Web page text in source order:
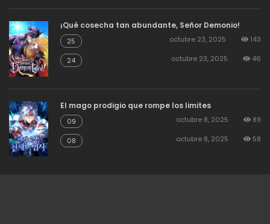
173 agosto 19, 2025 51
173 agosto 19, 2025
172 agosto 19, 2025
172 agosto 19, 2025
¡Qué cosecha tan abundante, Señor Demonio!
25 octubre 23, 2025 143
24 octubre 23, 2025 46
El mago prodigio que rompe los limites
09 octubre 8, 2025 89
08 octubre 8, 2025 58